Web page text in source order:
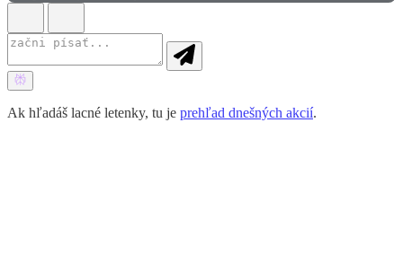
Ak hľadáš lacné letenky, tu je prehľad dnešných akcií.